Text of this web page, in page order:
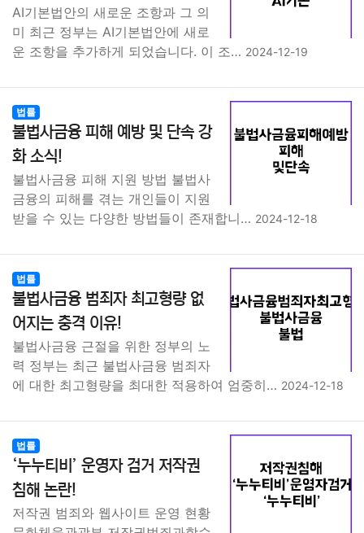
AI기본법안의 새로운 조항과 그 의
미 최근 정부는 AI기본법안에 새로
운 조항을 추가하게 되었습니다. 이 조… 2024-12-19
법률
불법사금융 피해 예방 및 단속 강
화 소식!
불법사금융 피해 지원 방법 불법사
금융의 피해를 겪는 개인들이 지원
받을 수 있는 다양한 방법들이 존재합니… 2024-12-18
법률
불법사금융 범죄자 최고형량 없
어지는 충격 이유!
불법사금융 근절을 위한 정부의 노
력 정부는 최근 불법사금융 범죄자
에 대한 최고형량을 최대한 적용하여 엄중히… 2024-12-18
법률
‘누누티비’ 운영자 검거 저작권
침해 논란!
저작권 범죄와 웹사이트 운영 현황